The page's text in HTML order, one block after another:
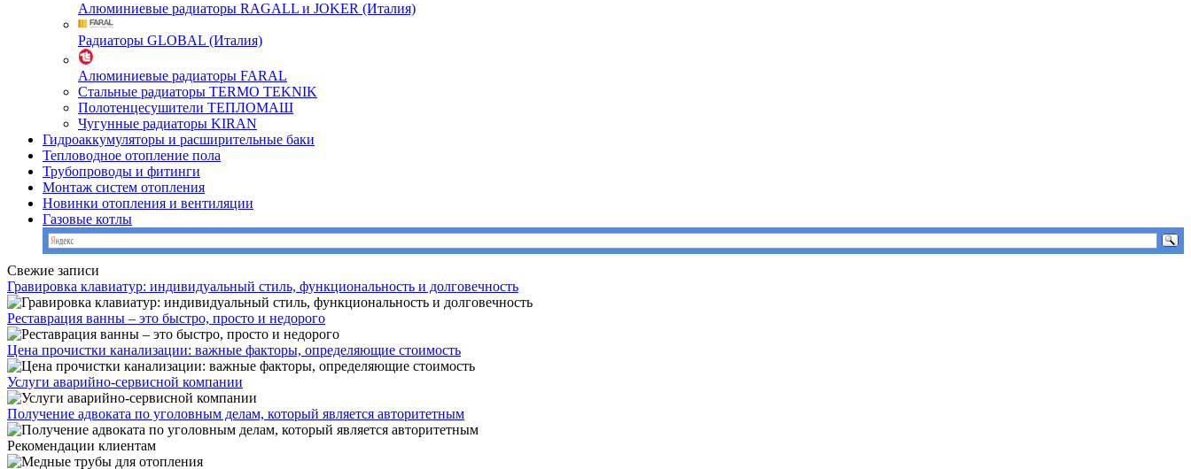
Алюминиевые радиаторы RAGALL и JOKER (Италия)
Радиаторы GLOBAL (Италия)
Алюминиевые радиаторы FARAL
Стальные радиаторы TERMO TEKNIK
Полотенцесушители ТЕПЛОМАШ
Чугунные радиаторы KIRAN
Гидроаккумуляторы и расширительные баки
Тепловодное отопление пола
Трубопроводы и фитинги
Монтаж систем отопления
Новинки отопления и вентиляции
Газовые котлы
Свежие записи
Гравировка клавиатур: индивидуальный стиль, функциональность и долговечность
Реставрация ванны – это быстро, просто и недорого
Цена прочистки канализации: важные факторы, определяющие стоимость
Услуги аварийно-сервисной компании
Получение адвоката по уголовным делам, который является авторитетным
Рекомендации клиентам